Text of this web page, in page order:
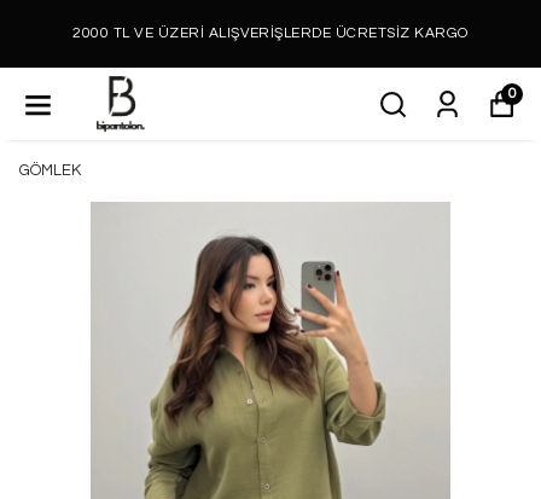
2000 TL VE ÜZERİ ALIŞVERİŞLERDE ÜCRETSİZ KARGO
0
GÖMLEK